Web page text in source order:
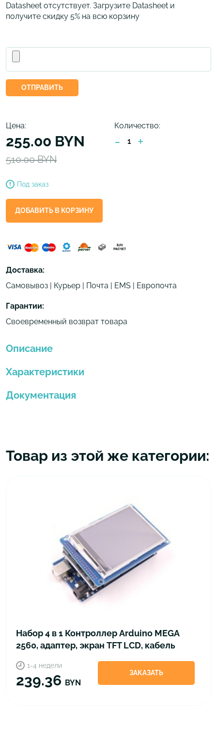
Datasheet отсутствует. Загрузите Datasheet и
получите скидку 5% на всю корзину
ОТПРАВИТЬ
Цена:
255.00 BYN
510.00 BYN
Количество:
- +
Под заказ
ДОБАВИТЬ В КОРЗИНУ
Доставка:
Самовывоз | Курьер | Почта | EMS | Европочта
Гарантии:
Своевременный возврат товара
Описание
Характеристики
Документация
Товар из этой же категории:
Набор 4 в 1 Контроллер Arduino MEGA
2560, адаптер, экран TFT LCD, кабель
1-4 недели
239.36 BYN
ЗАКАЗАТЬ